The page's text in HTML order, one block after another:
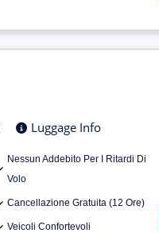
Luggage Info
Nessun Addebito Per I Ritardi Di
Volo
Cancellazione Gratuita (12 Ore)
Veicoli Confortevoli